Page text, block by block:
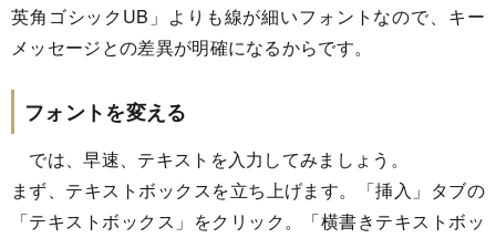
英角ゴシックUB」よりも線が細いフォントなので、キー
メッセージとの差異が明確になるからです。
フォントを変える
では、早速、テキストを入力してみましょう。
まず、テキストボックスを立ち上げます。「挿入」タブの
「テキストボックス」をクリック。「横書きテキストボッ